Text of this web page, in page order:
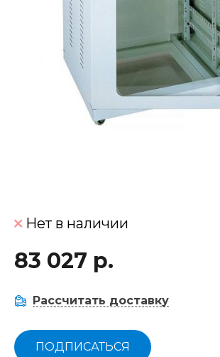
Нет в наличии
83 027 р.
Рассчитать доставку
ПОДПИСАТЬСЯ